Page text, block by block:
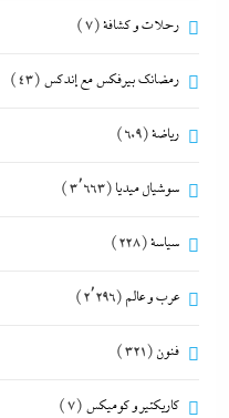
رحلات و كشافة(7)
رمضانك بيرفكس مع إندكس (43)
رياضة(609)
سوشيال ميديا (3٬663)
سياسة(228)
عرب و عالم (2٬296)
فنون (321)
كاريكتير و كوميكس (7)